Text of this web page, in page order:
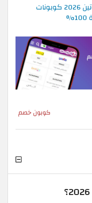
العودة إلى كود خصم ماي بروتين 2026 كوبونات
كوبون خصم